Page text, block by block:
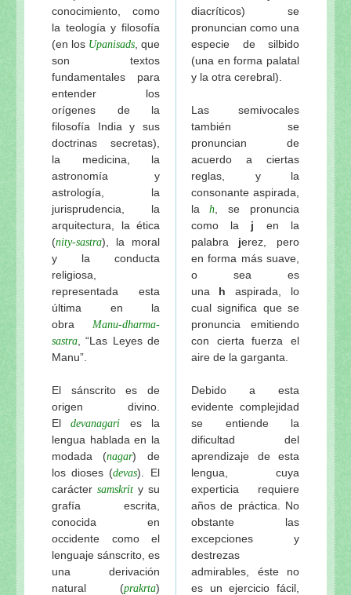
conocimiento, como
la teología y filosofía
(en los Upanisads , que
son textos
fundamentales para
entender los
orígenes de la
filosofía India y sus
doctrinas secretas),
la medicina, la
astronomía y
astrología, la
jurisprudencia, la
arquitectura, la ética
(nity-sastra), la moral
y la conducta
religiosa,
representada esta
última en la
obra Manu-dharma-
sastra , “Las Leyes de
Manu”.
El sánscrito es de
origen divino.
El devanagari es la
lengua hablada en la
modada (nagar) de
los dioses (devas). El
carácter samskrit y su
grafía escrita,
conocida en
occidente como el
lenguaje sánscrito, es
una derivación
natural (prakrta)
diacríticos) se
pronuncian como una
especie de silbido
(una en forma palatal
y la otra cerebral).
Las semivocales
también se
pronuncian de
acuerdo a ciertas
reglas, y la
consonante aspirada,
la h , se pronuncia
como la j en la
palabra jerez, pero
en forma más suave,
o sea es
una h aspirada, lo
cual significa que se
pronuncia emitiendo
con cierta fuerza el
aire de la garganta.
Debido a esta
evidente complejidad
se entiende la
dificultad del
aprendizaje de esta
lengua, cuya
experticia requiere
años de práctica. No
obstante las
excepciones y
destrezas
admirables, éste no
es un ejercicio fácil,